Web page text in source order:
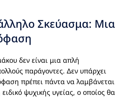
Σκεύασμα: Μια
δεν είναι μια απλή
παράγοντες. Δεν υπάρχει
πρέπει πάντα να λαμβάνεται
ψυχικής υγείας, ο οποίος θα